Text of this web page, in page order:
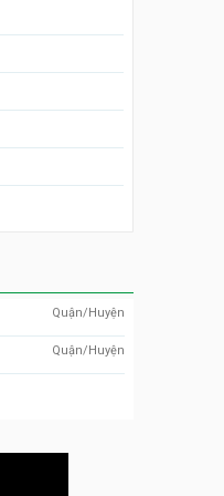
Quận/Huyện
Quận/Huyện